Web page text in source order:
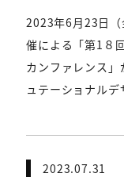
2023年6月23日（
催による「第1８
カンファレンス
ュテーショナル
2023.07.31